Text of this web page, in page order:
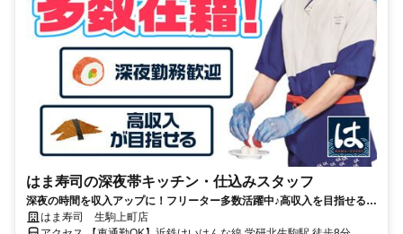
はま寿司の深夜帯キッチン・仕込みスタッフ
深夜の時間を収入アップに！フリーター多数活躍中♪高収入を目指せる環
境です！
はま寿司 生駒上町店